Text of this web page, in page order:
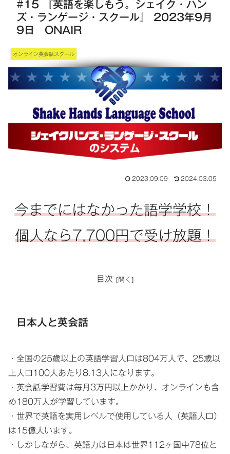
#15 『英語を楽しもう。シェイク・ハン
ズ・ランゲージ・スクール』 2023年9月
9日 ONAIR
オンライン英会話スクール
2023.09.09 2024.03.05
今までにはなかった語学学校！
個人なら7,700円で受け放題！
目次
日本人と英会話
・全国の25歳以上の英語学習人口は804万人で、25歳以
上人口100人あたり8.13人になります。
・英会話学習費は毎月3万円以上かかり、オンラインも含
め180万人が学習しています。
・世界で英語を実用レベルで使用している人（英語人口）
は15億人います。
・しかしながら、英語力は日本は世界112ヶ国中78位と